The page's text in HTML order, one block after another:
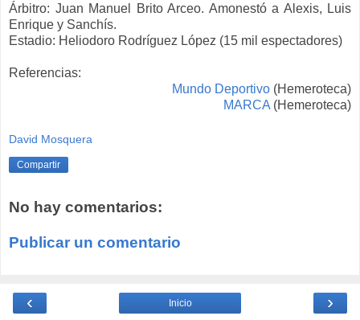
Árbitro: Juan Manuel Brito Arceo. Amonestó a Alexis, Luis
Enrique y Sanchís.
Estadio: Heliodoro Rodríguez López (15 mil espectadores)
Referencias:
Mundo Deportivo (Hemeroteca)
MARCA (Hemeroteca)
David Mosquera
Compartir
No hay comentarios:
Publicar un comentario
‹ ›
Inicio